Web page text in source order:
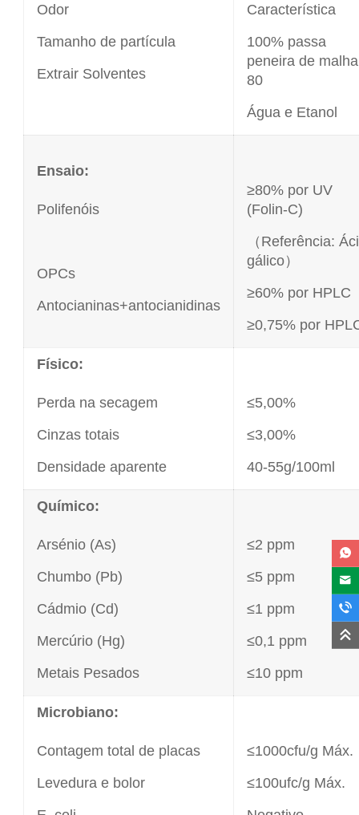
Odor
Tamanho de partícula
Extrair Solventes
Característica
100% passa
peneira de malha
80
Água e Etanol
Ensaio:
Polifenóis
OPCs
Antocianinas+antocianidinas
≥80% por UV
(Folin-C)
（Referência:
gálico）
≥60% por HPLC
≥0,75% por
Físico:
Perda na secagem
Cinzas totais
Densidade aparente
≤5,00%
≤3,00%
40-55g/100ml
Químico:
Arsénio (As)
Chumbo (Pb)
Cádmio (Cd)
Mercúrio (Hg)
Metais Pesados
≤2 ppm
≤5 ppm
≤1 ppm
≤0,1 ppm
≤10 ppm
Microbiano:
Contagem total de placas
Levedura e bolor
≤1000cfu/g Máx.
≤100ufc/g Máx.